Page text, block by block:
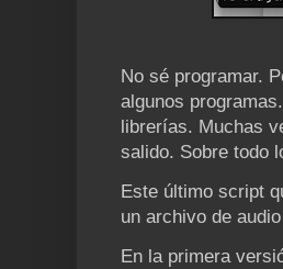
No sé programar.
algunos
librerías. Muchas
salido. Sobre todo
Este último script
un archivo de
En la primera